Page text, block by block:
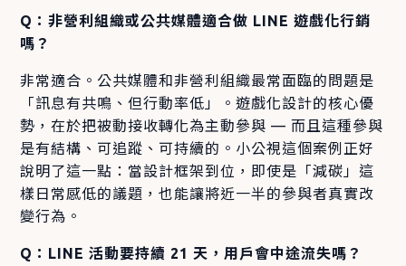
Q：非營利組織或公共媒體適合做 LINE 遊戲化行銷
嗎？
非常適合。公共媒體和非營利組織最常面臨的問題是
「訊息有共鳴、但行動率低」。遊戲化設計的核心優
勢，在於把被動接收轉化為主動參與 — 而且這種參與
是有結構、可追蹤、可持續的。小公視這個案例正好
說明了這一點：當設計框架到位，即使是「減碳」這
樣日常感低的議題，也能讓將近一半的參與者真實改
變行為。
Q：LINE 活動要持續 21 天，用戶會中途流失嗎？